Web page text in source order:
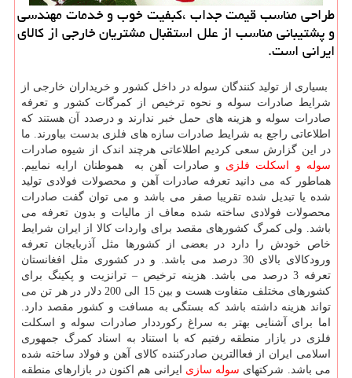
طراحی مناسب قیمت جداب ،كبفیت خوب و خدمات مهندسی
و پشتیبانی مناسب از علل استقبال مشتریان خارجی از كالای
ایرانی است.
بسیاری از تولید کنندگان سوله در داخل کشور و خریداران خارجی از
شرایط صادرات سوله و نحوه ترخیص از کمرگات کشور و تعرفه
صادرات سوله و هزینه های حمل خبر ندارند و درصدد آن هستند که
اطلاعاتی راجع به شرایط صادرات سازه های فلزی بدست بیاورند. ما
در این گزارش سعی کردیم اطلاعاتی هرچند اندک از شیوه صادرات
سوله و اسکلت فلزی و صادرات آهن به هموطنان ارایه نماییم.
هماطور که می دانید تعرفه صادرات آهن و محصولات فولادی تولید
شده یا تبدیل شده تقریبا صفر می باشد و می توان گفت صادرات
محصولات فولادی ساخته شده معاف از مالیات و بدون تعرفه می
باشد. ولی کمرگ کشورهای مقصد برای واردات کالا از ایران شرایط
خاص خودش را دارد در بعضی از کشورها مثل آذربایجان تعرفه
ورودکالای بالای 30 درصد می باشد. و در کشوری مثل افغانستان
تعرفه 3 درصد می باشد. هزینه ترخیص – ترانزیت و پکینگ برای
کشورهای مختلف متفاوت هست و بین 15 الی 200 دلار در هر تن می
تواند هزینه داشته باشد که بستگی به مسافت و کشور مقصد دارد.
اما برای آشنایی بهتر به سراغ رکورددار صادرات سوله و اسکلت
فلزی در یازار منطقه رفتیم که با استناد به اسناد کمرگ جمهوری
اسلامی ایران از فعاالترین صادرکننده کالای آهن و فولاد ساخته شده
می باشد. شرکتهای سوله سازی ایرانی هم اکنون در بازارهای منطقه